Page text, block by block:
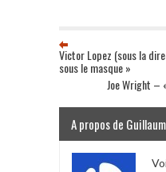
Victor Lopez (sous la
sous le masque »
Joe Wright –
A propos de